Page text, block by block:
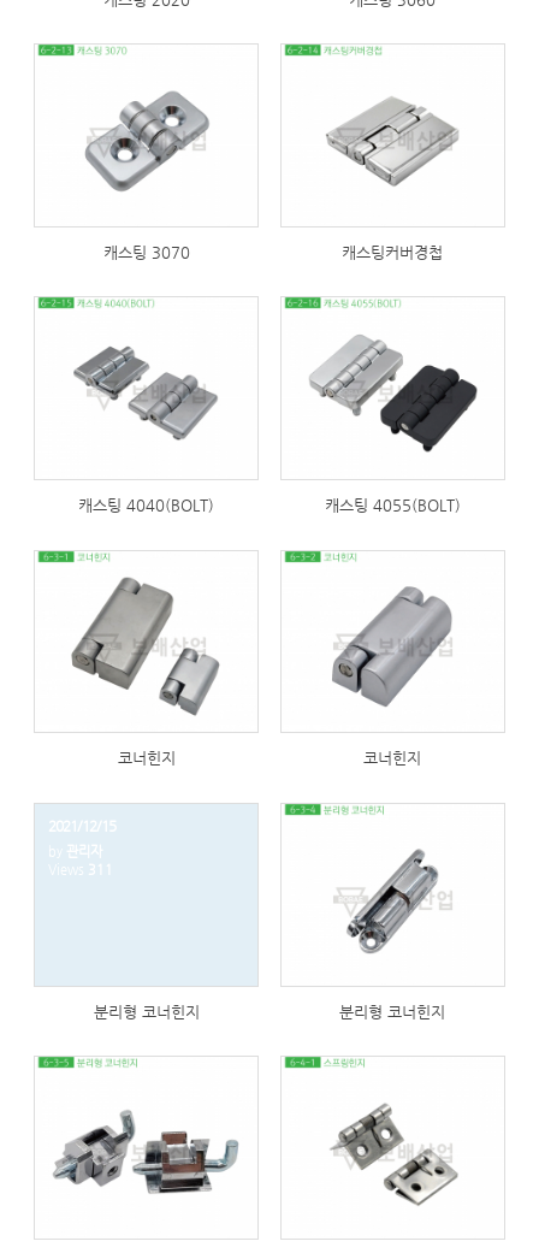
캐스팅 3070 캐스팅커버경첩
287
캐스팅 4040(BOLT)
306
캐스팅 4055(BOLT)
282
코너힌지 코너힌지
2021/12/15
by 관리자
Views 311
분리형 코너힌지 분리형 코너힌지
286 280